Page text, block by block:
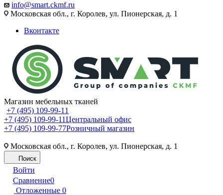
info@smart.ckmf.ru
Московская обл., г. Королев, ул. Пионерская, д. 1
Вконтакте
Магазин мебельных тканей
+7 (495) 109-99-11
+7 (495) 109-99-11Центральный офис
+7 (495) 109-99-77Розничный магазин
Московская обл., г. Королев, ул. Пионерская, д. 1
Поиск
Войти
Сравнение0
Отложенные 0